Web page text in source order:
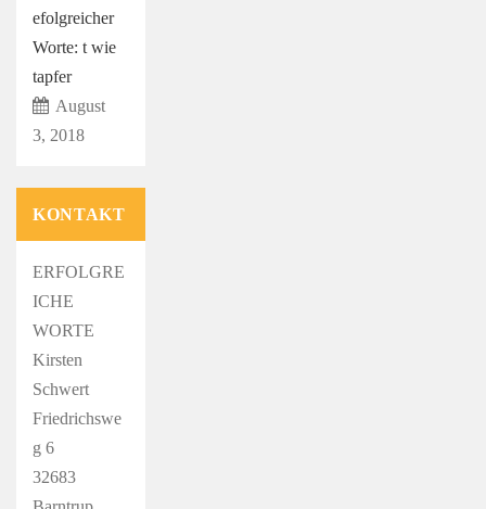
efolgreicher
Worte: t wie
tapfer
August
3, 2018
KONTAKT
ERFOLGRE
ICHE
WORTE
Kirsten
Schwert
Friedrichswe
g 6
32683